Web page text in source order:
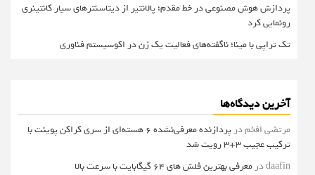
پردازش هوش مصنوعی در خط مقدم؛ پالانتیر از دیتاسنترهای سیار کانتینری
رونمایی کرد
تک تراپی با مینا؛ ناگفته‌های فعالیت یک زن در اکوسیستم فناوری
آخرین دیدگاه‌ها
مرتضی افخمدر
پردازنده معرفی‌نشده 6 هسته‌ای از سری کراکن پوینت با
ترکیب عجیب 3+3 رویت شد
daafinدرمعرفی بهترین فلش های 64 گیگابایت با سرعت بالا